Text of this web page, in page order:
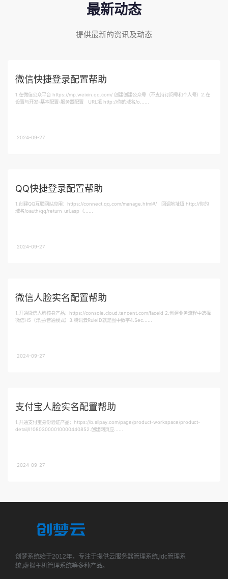
最新动态
提供最新的资讯及动态
微信快捷登录配置帮助
1.在微信公众平台 https://mp.weixin.qq.com/ 创建创建公众号（不支持订阅号和个人号）2.在
设置与开发-基本配置-服务器配置 URL填 http://你的域名/o......
2024-09-27
QQ快捷登录配置帮助
1.创建QQ互联网站应用：https://connect.qq.com/manage.html#/ 回调地址填 http://你的
域名/oauth/qq/return_url.asp（......
2024-09-27
微信人脸实名配置帮助
1.开通微信人脸核身产品：https://console.cloud.tencent.com/faceid 2.创建业务流程中选择
微信H5（浮层/普通模式）3.腾讯云RuleID就是图中数字4.Sec......
2024-09-27
支付宝人脸实名配置帮助
1.开通支付宝身份验证产品：https://b.alipay.com/page/product-workspace/product-
detail/I10803000010000440852.创建网页应......
2024-09-27
创梦系统始于2012年，专注于提供云服务器管理系统,idc管理系
统,虚拟主机管理系统等多种产品。